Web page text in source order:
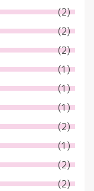
(2)
(2)
(2)
(1)
(1)
(1)
(2)
(1)
(2)
(2)